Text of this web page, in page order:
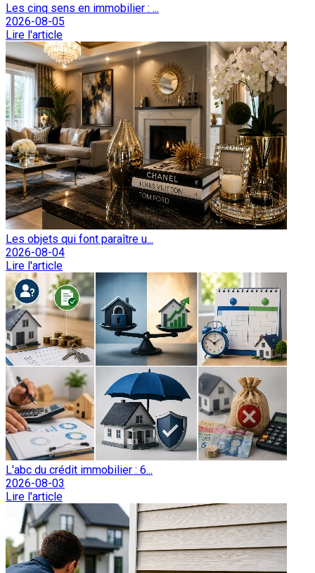
Les cinq sens en immobilier : ...
2026-08-05
Lire l'article
Les objets qui font paraître u...
2026-08-04
Lire l'article
L'abc du crédit immobilier : 6...
2026-08-03
Lire l'article